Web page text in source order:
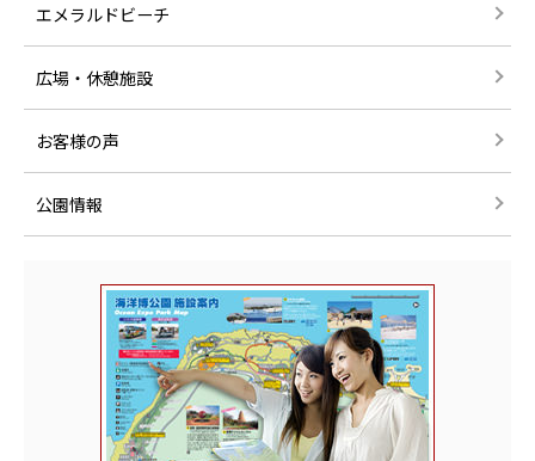
エメラルドビーチ
広場・休憩施設
お客様の声
公園情報